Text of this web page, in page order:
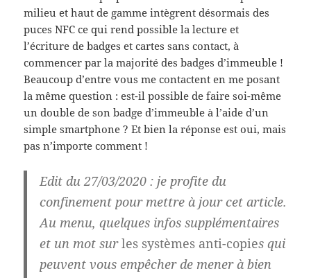
milieu et haut de gamme intègrent désormais des
puces NFC ce qui rend possible la lecture et
l’écriture de badges et cartes sans contact, à
commencer par la majorité des badges d’immeuble !
Beaucoup d’entre vous me contactent en me posant
la même question : est-il possible de faire soi-même
un double de son badge d’immeuble à l’aide d’un
simple smartphone ? Et bien la réponse est oui, mais
pas n’importe comment !
Edit du 27/03/2020: je profite du
confinement pour mettre à jour cet article.
Au menu, quelques infos supplémentaires
et un mot surles systèmes anti-copies qui
peuvent vous empêcher de mener à bien